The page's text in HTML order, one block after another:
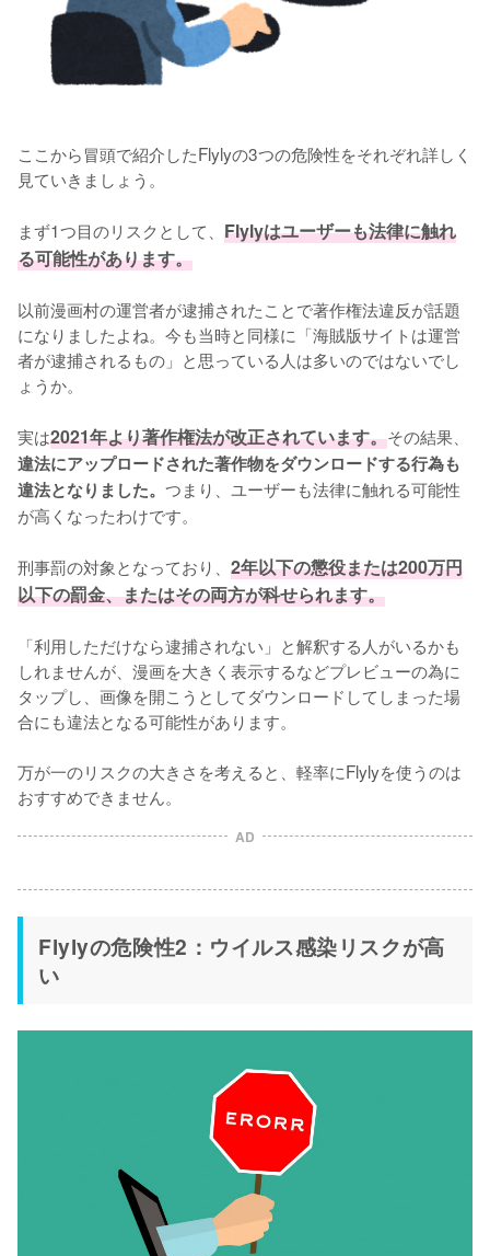
ここから冒頭で紹介したFlylyの3つの危険性をそれぞれ詳しく
見ていきましょう。
まず1つ目のリスクとして、 Flylyはユーザーも法律に触れ
る可能性があります。
以前漫画村の運営者が逮捕されたことで著作権法違反が話題
になりましたよね。今も当時と同様に「海賊版サイトは運営
者が逮捕されるもの」と思っている人は多いのではないでし
ょうか。
実は2021年より著作権法が改正されています。その結果、
違法にアップロードされた著作物をダウンロードする行為も
違法となりました。 つまり、ユーザーも法律に触れる可能性
が高くなったわけです。
刑事罰の対象となっており、 2年以下の懲役または200万円
以下の罰金、またはその両方が科せられます。
「利用しただけなら逮捕されない」と解釈する人がいるかも
しれませんが、漫画を大きく表示するなどプレビューの為に
タップし、画像を開こうとしてダウンロードしてしまった場
合にも違法となる可能性があります。
万が一のリスクの大きさを考えると、軽率にFlylyを使うのは
おすすめできません。
AD
Flylyの危険性2：ウイルス感染リスクが高
い